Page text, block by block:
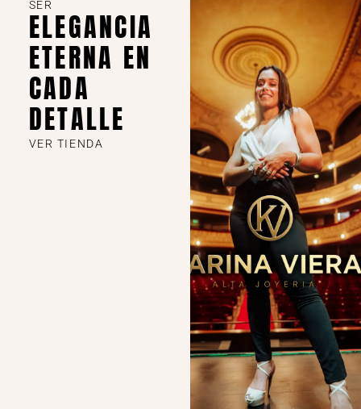
SER
ELEGANCIA
ETERNA EN
CADA
DETALLE
VER TIENDA